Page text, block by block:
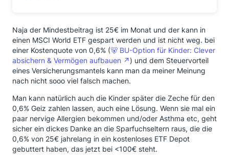
Naja der Mindestbeitrag ist 25€ im Monat und der kann in
einen MSCI World ETF gespart werden und ist nicht weg. bei
einer Kostenquote von 0,6% (🐻 BU-Option für Kinder: Clever
absichern & Vermögen aufbauen
) und dem Steuervorteil
eines Versicherungsmantels kann man da meiner Meinung
nach nicht sooo viel falsch machen.
Man kann natürlich auch die Kinder später die Zeche für den
0,6% Geiz zahlen lassen, auch eine Lösung. Wenn sie mal ein
paar nervige Allergien bekommen und/oder Asthma etc, geht
sicher ein dickes Danke an die Sparfuchseltern raus, die die
0,6% von 25€ jahrelang in ein kostenloses ETF Depot
gebuttert haben, das jetzt bei <100€ steht.